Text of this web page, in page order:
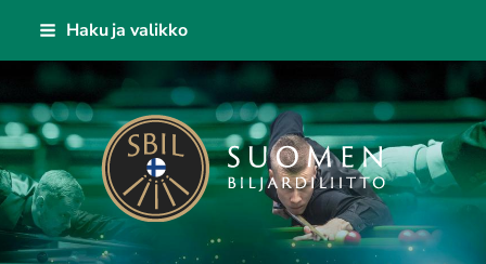
Siirry
sisältöön
Haku ja valikko
Suomen Biljardiliitto ry